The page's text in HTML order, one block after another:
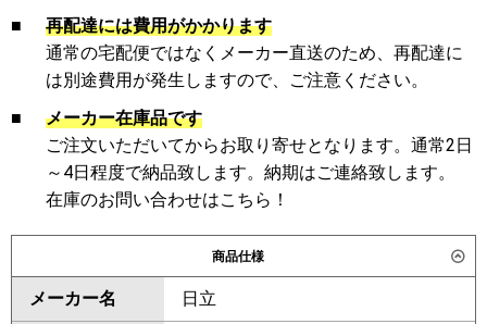
■
再配達には費用がかかります
通常の宅配便ではなくメーカー直送のため、再配達に
は別途費用が発生しますので、ご注意ください。
■
メーカー在庫品です
ご注文いただいてからお取り寄せとなります。通常2日
～4日程度で納品致します。納期はご連絡致します。
在庫のお問い合わせはこちら！
商品仕様
メーカー名 日立